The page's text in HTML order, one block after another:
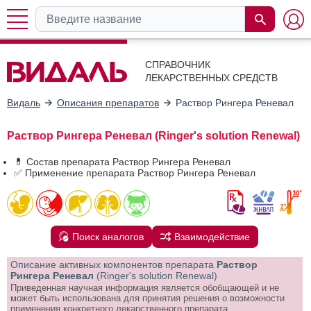
СПРАВОЧНИК
ЛЕКАРСТВЕННЫХ СРЕДСТВ
Видаль Описания препаратов Раствор Рингера Реневал
Раствор Рингера Реневал (Ringer's solution Renewal)
💊 Состав препарата Раствор Рингера Реневал
✅ Применение препарата Раствор Рингера Реневал
Поиск аналогов Взаимодействие
Описание активных компонентов препарата Раствор
Рингера Реневал (Ringer's solution Renewal)
Приведенная научная информация является обобщающей и не
может быть использована для принятия решения о возможности
применения конкретного лекарственного препарата.